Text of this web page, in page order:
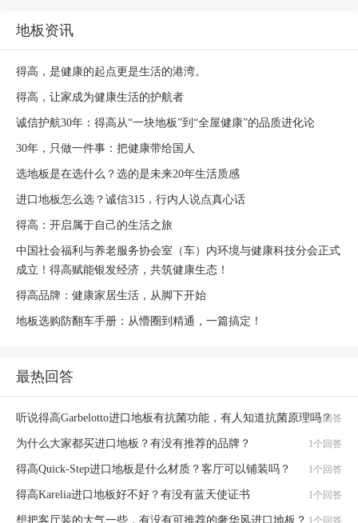
地板资讯
得高，是健康的起点更是生活的港湾。
得高，让家成为健康生活的护航者
诚信护航30年：得高从“一块地板”到“全屋健康”的品质进化论
30年，只做一件事：把健康带给国人
选地板是在选什么？选的是未来20年生活质感
进口地板怎么选？诚信315，行内人说点真心话
得高：开启属于自己的生活之旅
中国社会福利与养老服务协会室（车）内环境与健康科技分会正式
成立！得高赋能银发经济，共筑健康生态！
得高品牌：健康家居生活，从脚下开始
地板选购防翻车手册：从懵圈到精通，一篇搞定！
最热回答
听说得高Garbelotto进口地板有抗菌功能，有人知道抗菌原理吗？
1个回答
为什么大家都买进口地板？有没有推荐的品牌？ 1个回答
得高Quick-Step进口地板是什么材质？客厅可以铺装吗？ 1个回答
得高Karelia进口地板好不好？有没有蓝天使证书 1个回答
想把客厅装的大气一些，有没有可推荐的奢华风进口地板？ 1个回答